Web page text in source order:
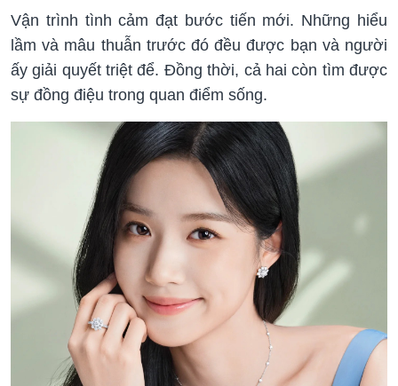
Vận trình tình cảm đạt bước tiến mới. Những hiểu
lầm và mâu thuẫn trước đó đều được bạn và người
ấy giải quyết triệt để. Đồng thời, cả hai còn tìm được
sự đồng điệu trong quan điểm sống.